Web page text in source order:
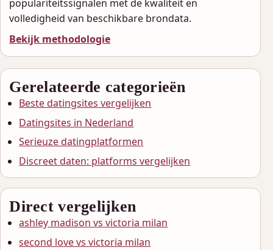
populariteitssignalen met de kwaliteit en
volledigheid van beschikbare brondata.
Bekijk methodologie
Gerelateerde categorieën
Beste datingsites vergelijken
Datingsites in Nederland
Serieuze datingplatformen
Discreet daten: platforms vergelijken
Direct vergelijken
ashley madison vs victoria milan
second love vs victoria milan